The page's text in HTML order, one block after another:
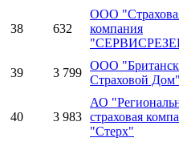
38 632
ООО
компания
39 3 799
ООО
Страховой Дом"
40 3 983
АО
страховая
"Стерх"